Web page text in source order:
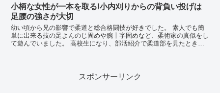
小柄な女性が一本を取る!小内刈りからの背負い投げは
足腰の強さが大切
幼い頃から兄の影響で柔道と総合格闘技が好きでした。 素人でも簡
単に出来る技の足よんのじ固めや腕十字固めなど、柔術家の真似をし
て遊んでいました。 高校生になり、部活紹介で柔道部を見たときに
スポンサーリンク